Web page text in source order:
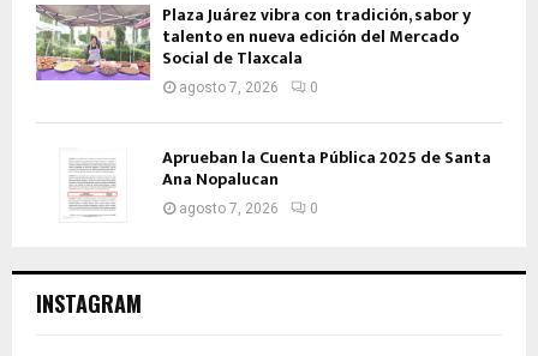
Plaza Juárez vibra con tradición, sabor y
talento en nueva edición del Mercado
Social de Tlaxcala
agosto 7, 2026 0
Aprueban la Cuenta Pública 2025 de Santa
Ana Nopalucan
agosto 7, 2026 0
INSTAGRAM